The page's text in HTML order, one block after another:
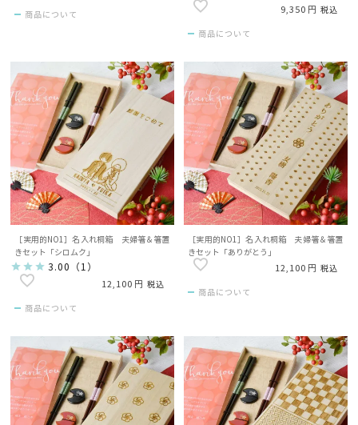
商品について
親ギフト
9,350 税込
商品について
［実用的NO1］名入れ桐箱 夫婦箸＆箸置
きセット「シロムク」
3.00 （ 1 ）
12,100 税込
商品について
［実用的NO1］名入れ桐箱 夫婦箸＆箸置
きセット「ありがとう」
12,100 税込
商品について